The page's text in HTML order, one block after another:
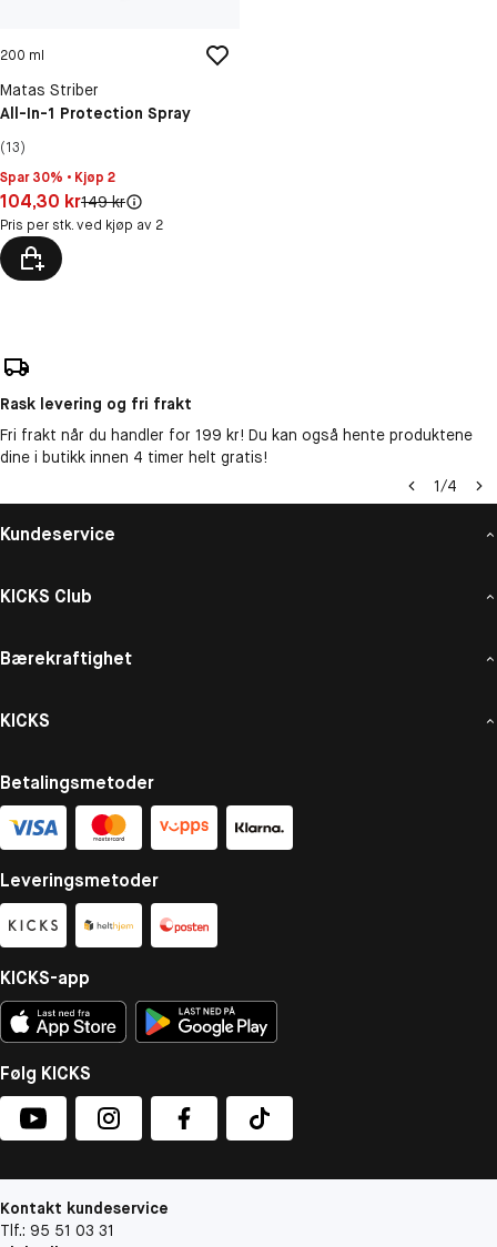
200 ml
Matas Striber
All-In-1 Protection Spray
(13)
Spar 30% • Kjøp 2
Pris: 104,30 kr
104,30 krOriginal pris:
149 kr
Pris per stk. ved kjøp av 2
Rask levering og fri frakt
Fri frakt når du handler for 199 kr! Du kan også hente produktene
dine i butikk innen 4 timer helt gratis!
1/4
Kundeservice
KICKS Club
Bærekraftighet
KICKS
Betalingsmetoder
Leveringsmetoder
KICKS-app
Følg KICKS
Kontakt kundeservice
Tlf.: 95 51 03 31